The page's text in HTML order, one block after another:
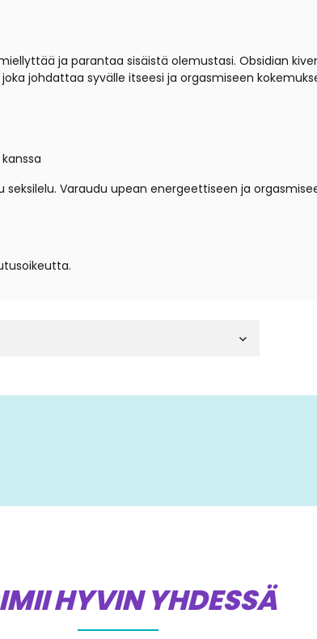
ja parantaa sisäistä olemustasi. Obsidian
johdattaa syvälle itseesi ja orgasmiseen
Varaudu upean energeettiseen ja
HYVIN YHDESSÄ